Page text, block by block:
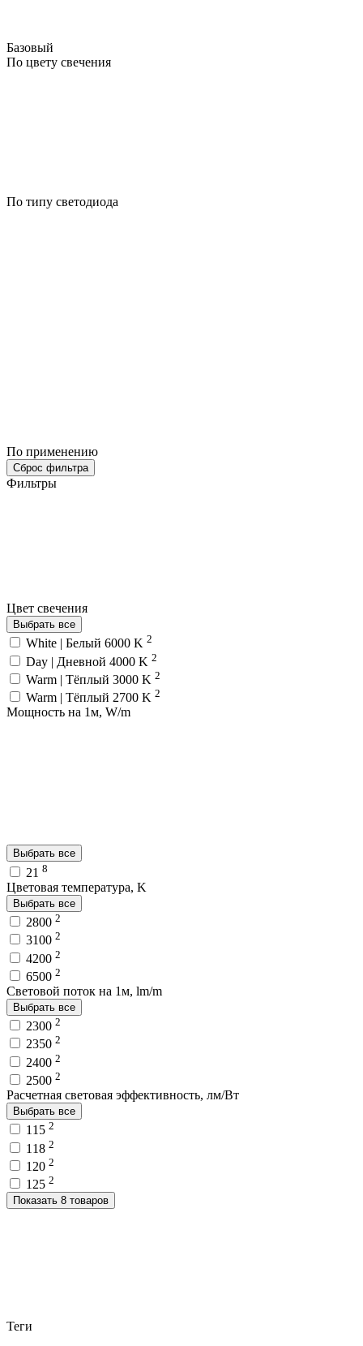
Базовый
По цвету свечения
По типу светодиода
По применению
Сброс фильтра
Фильтры
Цвет свечения
Выбрать все
White | Белый 6000 K 2
Day | Дневной 4000 K 2
Warm | Тёплый 3000 K 2
Warm | Тёплый 2700 K 2
Мощность на 1м, W/m
Выбрать все
21 8
Цветовая температура, K
Выбрать все
2800 2
3100 2
4200 2
6500 2
Световой поток на 1м, lm/m
Выбрать все
2300 2
2350 2
2400 2
2500 2
Расчетная световая эффективность, лм/Вт
Выбрать все
115 2
118 2
120 2
125 2
Показать 8 товаров
Теги